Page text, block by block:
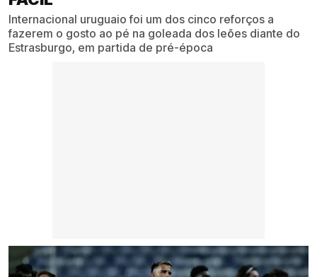
Internacional uruguaio foi um dos cinco reforços a
fazerem o gosto ao pé na goleada dos leões diante do
Estrasburgo, em partida de pré-época